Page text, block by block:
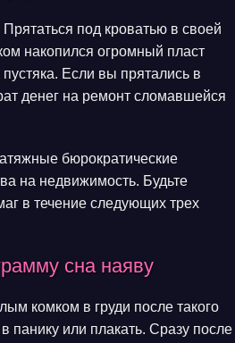
под кроватью в своей
накопился огромный пласт
Если вы прятались в
денег на ремонт сломавшейся
бюрократические
на недвижимость. Будьте
в течение следующих трех
сна наяву
комком в груди после такого
панику или плакать. Сразу после